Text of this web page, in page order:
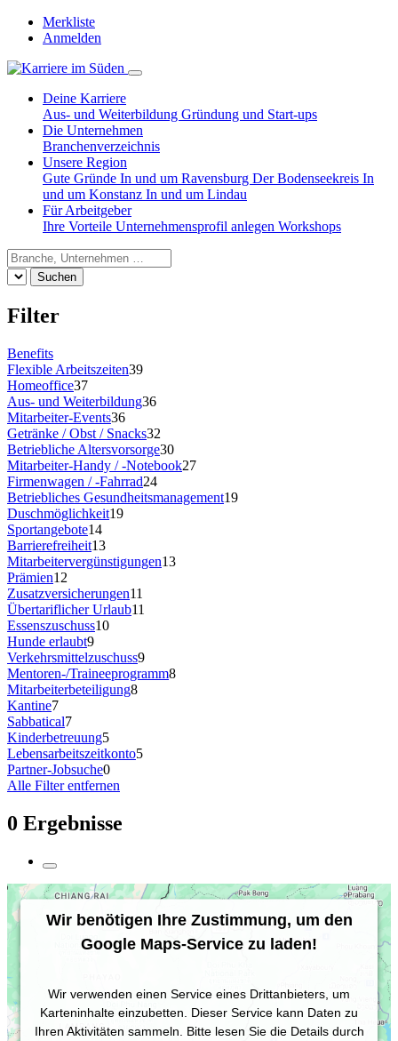
Merkliste
Anmelden
Deine Karriere
Aus- und Weiterbildung Gründung und Start-ups
Die Unternehmen
Branchenverzeichnis
Unsere Region
Gute Gründe In und um Ravensburg Der Bodenseekreis In
und um Konstanz In und um Lindau
Für Arbeitgeber
Ihre Vorteile Unternehmensprofil anlegen Workshops
Suchen
Filter
Benefits
Flexible Arbeitszeiten39
Homeoffice37
Aus- und Weiterbildung36
Mitarbeiter-Events36
Getränke / Obst / Snacks32
Betriebliche Altersvorsorge30
Mitarbeiter-Handy / -Notebook27
Firmenwagen / -Fahrrad24
Betriebliches Gesundheitsmanagement19
Duschmöglichkeit19
Sportangebote14
Barrierefreiheit13
Mitarbeitervergünstigungen13
Prämien12
Zusatzversicherungen11
Übertariflicher Urlaub11
Essenszuschuss10
Hunde erlaubt9
Verkehrsmittelzuschuss9
Mentoren-/Traineeprogramm8
Mitarbeiterbeteiligung8
Kantine7
Sabbatical7
Kinderbetreuung5
Lebensarbeitszeitkonto5
Partner-Jobsuche0
Alle Filter entfernen
0 Ergebnisse
Wir benötigen Ihre Zustimmung, um den
Google Maps-Service zu laden!
Wir verwenden einen Service eines Drittanbieters, um
Karteninhalte einzubetten. Dieser Service kann Daten zu
Ihren Aktivitäten sammeln. Bitte lesen Sie die Details durch